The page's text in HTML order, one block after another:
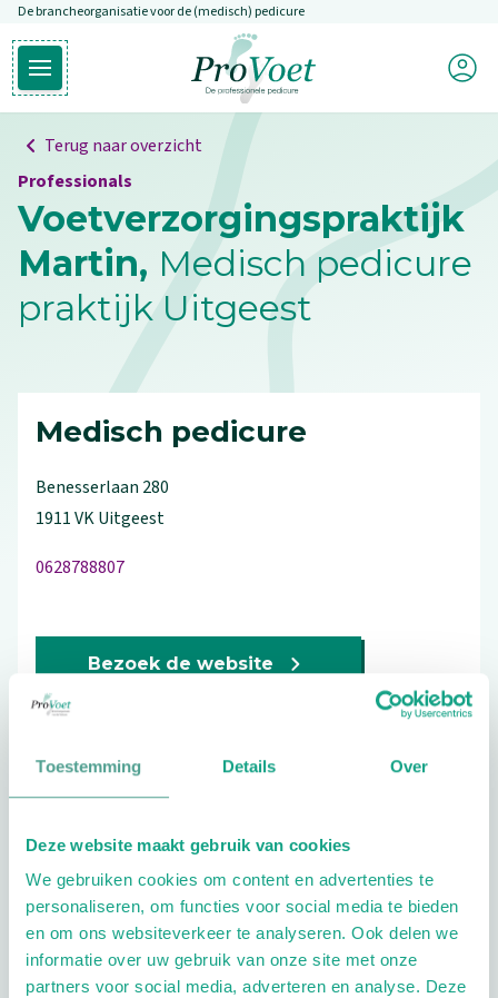
Toestemming Details Over
Deze website maakt gebruik van cookies
We gebruiken cookies om content en advertenties te
personaliseren, om functies voor social media te bieden
en om ons websiteverkeer te analyseren. Ook delen we
informatie over uw gebruik van onze site met onze
partners voor social media, adverteren en analyse. Deze
Overslaan en naar de inhoud gaan
De brancheorganisatie voor de (medisch) pedicure
Open hoofdmenu
Ga naar de homepagina
Mijn
Terug naar overzicht
Professionals
Voetverzorgingspraktijk
Martin, Medisch pedicure
praktijk Uitgeest
Medisch pedicure
Benesserlaan 280
1911 VKUitgeest
0628788807
Bezoek de website
Aandachtsgebieden
Diabetes Reuma Sport
Extra opties